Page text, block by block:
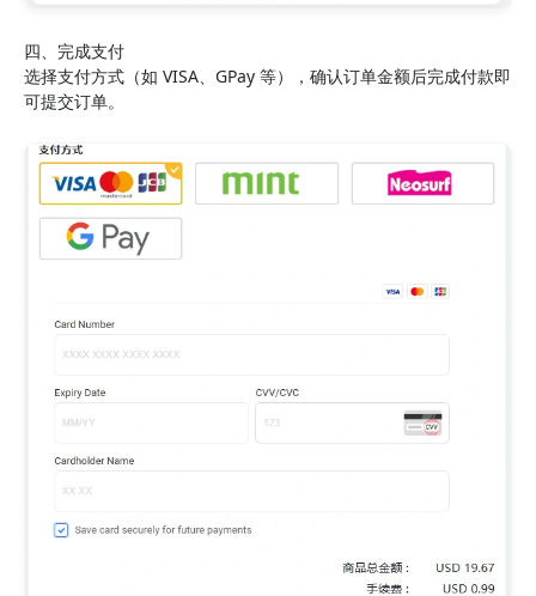
四、完成支付
选择支付方式（如 VISA、GPay 等），确认订单金额后完成付款即
可提交订单。